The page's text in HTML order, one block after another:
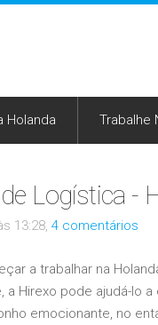
Holanda Trabalhe
Logística -
13:28, 4 comentários
a trabalhar na
a Hirexo pode ajudá-lo
emocionante, no